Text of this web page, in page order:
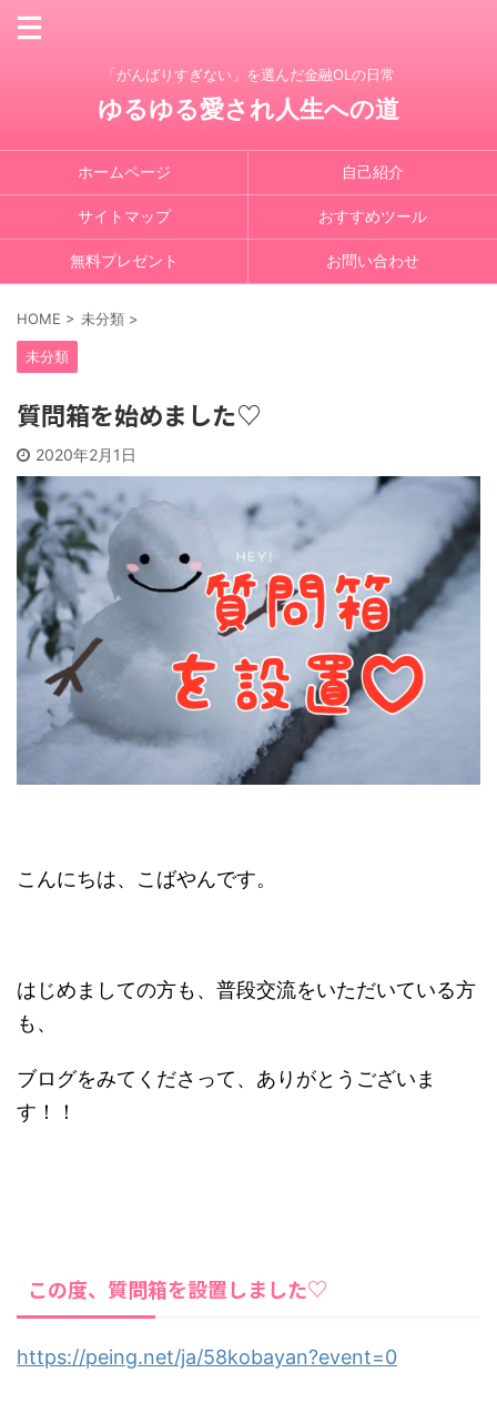
「がんばりすぎない」を選んだ金融OLの日常
ゆるゆる愛され人生への道
ホームページ 自己紹介
サイトマップ おすすめツール
無料プレゼント お問い合わせ
HOME > 未分類 >
未分類
質問箱を始めました♡
2020年2月1日
こんにちは、こばやんです。
はじめましての方も、普段交流をいただいている方
も、
ブログをみてくださって、ありがとうございま
す！！
この度、質問箱を設置しました♡
https://peing.net/ja/58kobayan?event=0